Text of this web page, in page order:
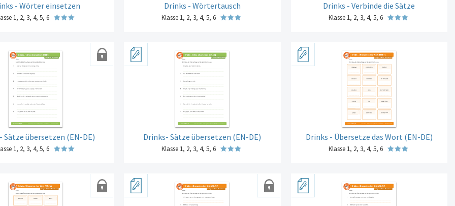
- Wörter einsetzen
1, 2, 3, 4, 5, 6
Drinks - Wörtertausch
Klasse 1, 2, 3, 4, 5, 6
Drinks - Verbinde die Sätze
Klasse 1, 2, 3, 4, 5, 6
Sätze übersetzen (EN-DE)
1, 2, 3, 4, 5, 6
Drinks- Sätze übersetzen (EN-DE)
Klasse 1, 2, 3, 4, 5, 6
Drinks - Übersetze das Wort (EN-DE)
Klasse 1, 2, 3, 4, 5, 6